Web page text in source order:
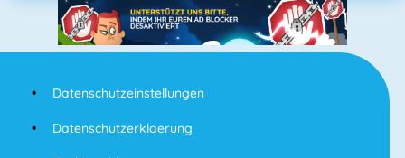
Datenschutzeinstellungen
Datenschutzerklaerung